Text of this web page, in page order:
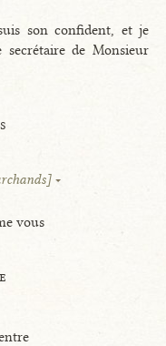
son confident, et je
de Monsieur
vous